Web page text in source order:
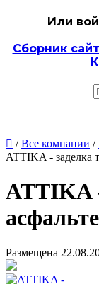
Или
Сборник
 /Все компании /
ATTIKA - заделка
ATTIKA
асфальте
Размещена